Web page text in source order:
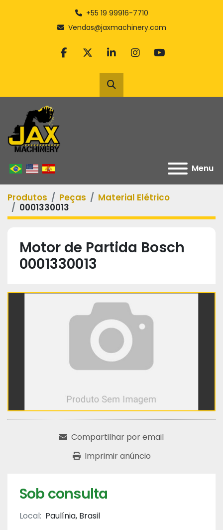
+55 19 99916-7710
Vendas@jaxmachinery.com
facebook
twitterlinkedininstagram
youtube
Pesquisar
Menu
Produtos Peças
Material Elétrico
0001330013
Motor de Partida Bosch
0001330013
Compartilhar por email
Imprimir anúncio
Sob consulta
Local: Paulínia, Brasil